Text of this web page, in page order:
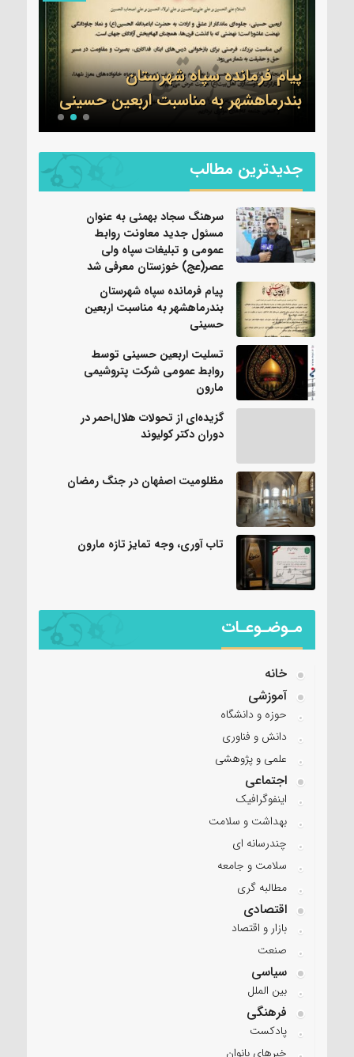
پیام فرمانده سپاه شهرستان
بندرماهشهر به مناسبت اربعین حسینی
جدیدترین مطالب
سرهنگ سجاد بهمئی به عنوان
مسئول جدید معاونت روابط
عمومی و تبلیغات سپاه ولی
عصر(عج) خوزستان معرفی شد
پیام فرمانده سپاه شهرستان
بندرماهشهر به مناسبت اربعین
حسینی
تسلیت اربعین حسینی توسط
روابط عمومی شرکت پتروشیمی
مارون
گزیده‌ای از تحولات هلال‌احمر در
دوران دکتر کولیوند
مظلومیت اصفهان در جنگ رمضان
تاب آوری، وجه تمایز تازه مارون
مـوضـوعـات
خانه
آموزشی
حوزه و دانشگاه
دانش و فناوری
علمی و پژوهشی
اجتماعی
اینفوگرافیک
بهداشت و سلامت
چندرسانه ای
سلامت و جامعه
مطالبه گری
اقتصادی
بازار و اقتصاد
صنعت
سیاسی
بین الملل
فرهنگی
پادکست
خبرهای بانوان